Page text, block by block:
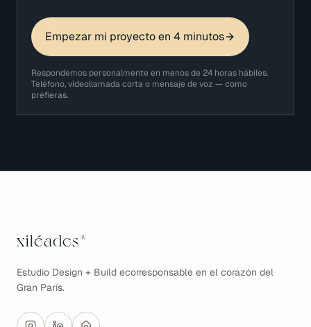
Empezar mi proyecto en 4 minutos
Respondemos personalmente en menos de 24 horas hábiles.
Teléfono, videollamada corta o mensaje de voz — como
prefieras.
xiléades ®
Estudio Design + Build ecorresponsable en el corazón del
Gran París.